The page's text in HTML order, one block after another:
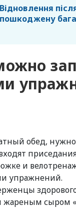
Відновлення
пошкоджену
обед,
и
упражнений.
сыром